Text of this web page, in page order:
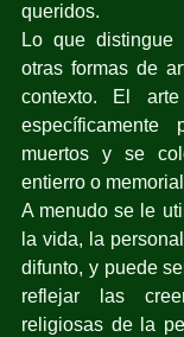
queridos.
Lo que
otras formas de
contexto. El
muertos y se
entierro o
A menudo se le
la vida, la
difunto, y puede
reflejar las
religiosas de la